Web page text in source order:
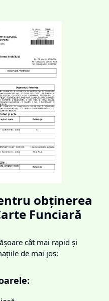
obținerea
Funciară
cât mai rapid și
de mai jos: